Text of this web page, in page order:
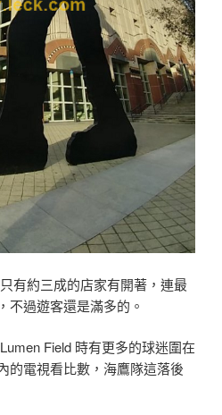
有約三成的店家有開著，連最
不過遊客還是滿多的。
Field 時有更多的球迷圍在
的電視看比數，海鷹隊這落後